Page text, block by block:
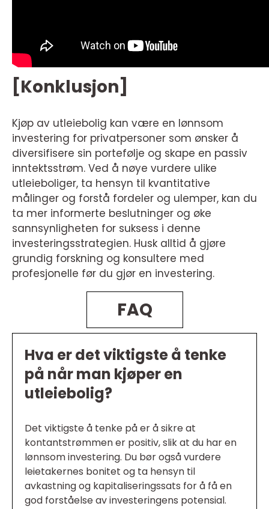
[Konklusjon]
Kjøp av utleiebolig kan være en lønnsom
investering for privatpersoner som ønsker å
diversifisere sin portefølje og skape en passiv
inntektsstrøm. Ved å nøye vurdere ulike
utleieboliger, ta hensyn til kvantitative
målinger og forstå fordeler og ulemper, kan du
ta mer informerte beslutninger og øke
sannsynligheten for suksess i denne
investeringsstrategien. Husk alltid å gjøre
grundig forskning og konsultere med
profesjonelle før du gjør en investering.
FAQ
Hva er det viktigste å tenke
på når man kjøper en
utleiebolig?
Det viktigste å tenke på er å sikre at
kontantstrømmen er positiv, slik at du har en
lønnsom investering. Du bør også vurdere
leietakernes bonitet og ta hensyn til
avkastning og kapitaliseringssats for å få en
god forståelse av investeringens potensial.